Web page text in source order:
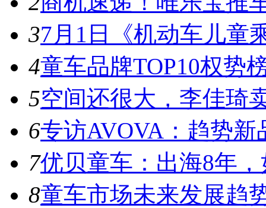
37月1日《机动车儿童
4童车品牌TOP10权势
5空间还很大，李佳琦
6专访AVOVA：趋势
7优贝童车：出海8年
8童车市场未来发展趋